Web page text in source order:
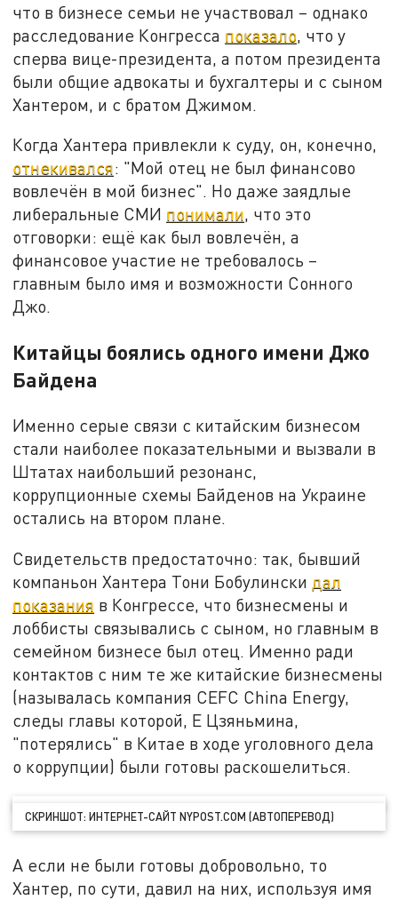
что в бизнесе семьи не участвовал – однако
расследование Конгресса показало, что у
сперва вице-президента, а потом президента
были общие адвокаты и бухгалтеры и с сыном
Хантером, и с братом Джимом.
Когда Хантера привлекли к суду, он, конечно,
отнекивался: "Мой отец не был финансово
вовлечён в мой бизнес". Но даже заядлые
либеральные СМИ понимали, что это
отговорки: ещё как был вовлечён, а
финансовое участие не требовалось –
главным было имя и возможности Сонного
Джо.
Китайцы боялись одного имени Джо
Байдена
Именно серые связи с китайским бизнесом
стали наиболее показательными и вызвали в
Штатах наибольший резонанс,
коррупционные схемы Байденов на Украине
остались на втором плане.
Свидетельств предостаточно: так, бывший
компаньон Хантера Тони Бобулински дал
показания в Конгрессе, что бизнесмены и
лоббисты связывались с сыном, но главным в
семейном бизнесе был отец. Именно ради
контактов с ним те же китайские бизнесмены
(называлась компания CEFC China Energy,
следы главы которой, Е Цзяньмина,
"потерялись" в Китае в ходе уголовного дела
о коррупции) были готовы раскошелиться.
СКРИНШОТ: ИНТЕРНЕТ-САЙТ NYPOST.COM (АВТОПЕРЕВОД)
А если не были готовы добровольно, то
Хантер, по сути, давил на них, используя имя